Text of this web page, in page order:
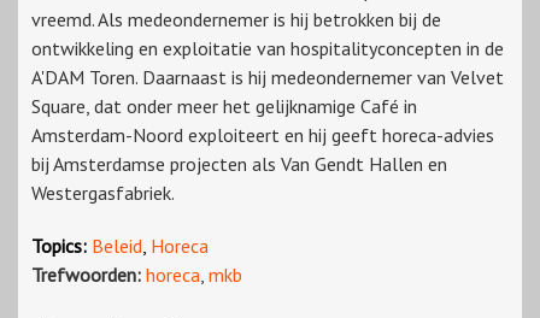
vreemd. Als medeondernemer is hij betrokken bij de
ontwikkeling en exploitatie van hospitalityconcepten in de
A'DAM Toren. Daarnaast is hij medeondernemer van Velvet
Square, dat onder meer het gelijknamige Café in
Amsterdam-Noord exploiteert en hij geeft horeca-advies
bij Amsterdamse projecten als Van Gendt Hallen en
Westergasfabriek.
Topics: Beleid, Horeca
Trefwoorden: horeca, mkb